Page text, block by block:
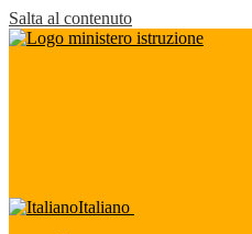
Salta al contenuto
Italiano